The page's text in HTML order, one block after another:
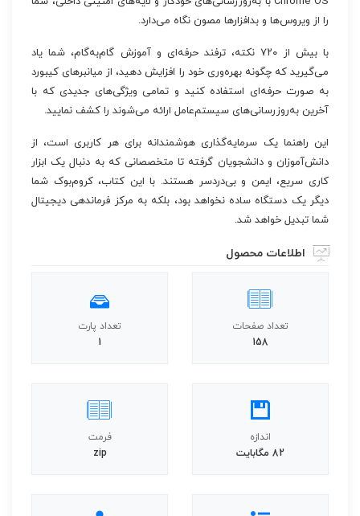
را از ویروس‌ها و بدافزارها مصون نگاه می‌دارد.
با بیش از ۷۲۰ نکته، ترفند حرفه‌ای و آموزش گام‌به‌گام، شما یاد
می‌گیرید که چگونه بهره‌وری خود را افزایش دهید، از میانبرهای کیبورد
به صورت حرفه‌ای استفاده کنید و تمامی ویژگی‌های جدیدی که با
آخرین به‌روزرسانی‌های سیستم‌عامل ارائه می‌شوند را کشف نمایید.
این راهنما یک سرمایه‌گذاری هوشمندانه برای هر کاربری است، از
دانش‌آموزان و دانشجویان گرفته تا متخصصانی که به دنبال یک ابزار
کاری سریع، ایمن و بی‌دردسر هستند. با این کتاب، کروم‌بوک شما
دیگر یک دستگاه ساده نخواهد بود، بلکه به مرکز فرماندهی دیجیتال
شما تبدیل خواهد شد.
اطلاعات محصول
تعداد صفحات
158
تعداد پارت
1
اندازه
82 مگابایت
فرمت
zip